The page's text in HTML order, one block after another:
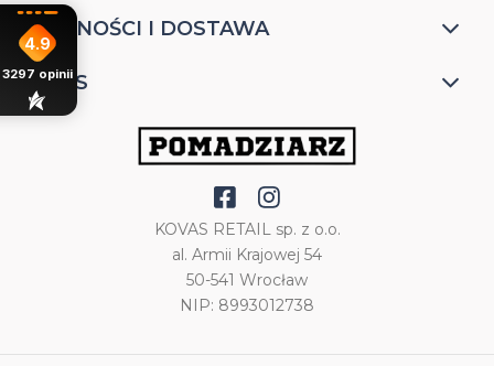
PŁATNOŚCI I DOSTAWA
O NAS
KOVAS RETAIL sp. z o.o.
al. Armii Krajowej 54
50-541 Wrocław
NIP: 8993012738
4.9
3297 opinii